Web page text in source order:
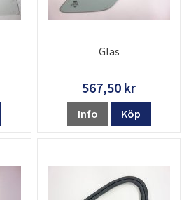
Glas
567,50 kr
Info Köp